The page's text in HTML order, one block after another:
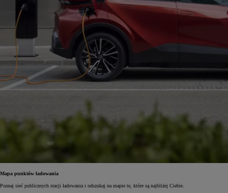
Mapa punktów ładowania
Poznaj sieć publicznych stacji ładowania i odszukaj na mapie te, które są najbliżej Ciebie.